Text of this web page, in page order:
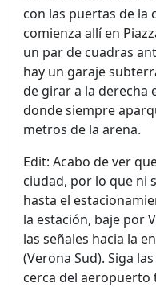
con las puertas de la
comienza allí en
un par de cuadras
hay un garaje
de girar a la derecha
donde siempre
metros de la arena.
Edit: Acabo de ver
ciudad, por lo que ni
hasta el
la estación, baje por
las señales hacia la
(Verona Sud). Siga
cerca del aeropuerto